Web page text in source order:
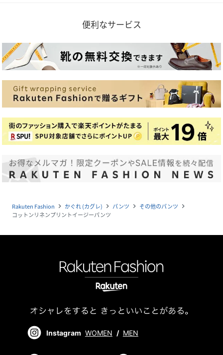
便利なサービス
Rakuten Fashion navigate_next かぐれ (カグレ) navigate_next パンツ navigate_next その他のパンツ navigate_next
コットンリネンプリントイージーパンツ
Instagram WOMEN / MEN